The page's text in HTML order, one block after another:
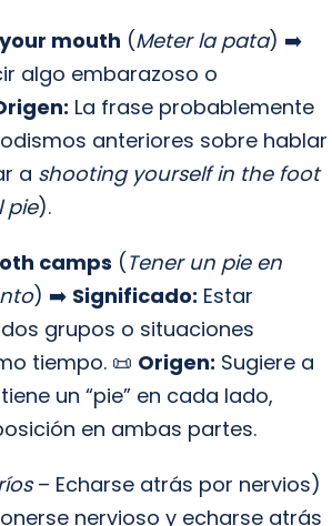
mouth (Meter la pata) ➡️
algo embarazoso o
La frase probablemente
anteriores sobre hablar
a shooting yourself in the foot
pie).
camps (Tener un pie en
) ➡️ Significado: Estar
grupos o situaciones
tiempo. 📜 Origen: Sugiere a
un “pie” en cada lado,
en ambas partes.
– Echarse atrás por nervios)
nervioso y echarse atrás